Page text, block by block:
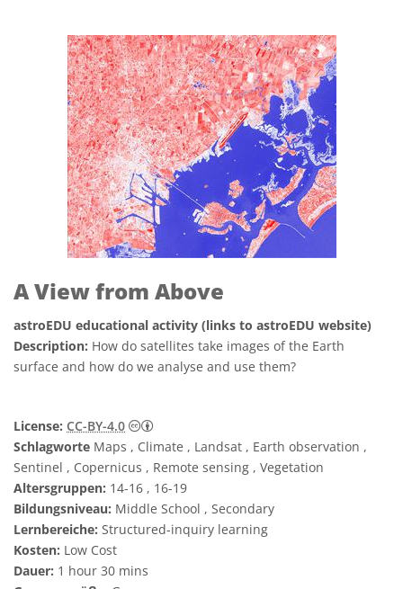
A View from Above
astroEDU educational activity (links to astroEDU website)
Description: How do satellites take images of the Earth
surface and how do we analyse and use them?
License: CC-BY-4.0
Creative Commons Namensnennung 4.0
Schlagworte Maps , Climate , Landsat , Earth observation ,
Sentinel , Copernicus , Remote sensing , Vegetation
Altersgruppen: 14-16 , 16-19
Bildungsniveau: Middle School , Secondary
Lernbereiche: Structured-inquiry learning
Kosten: Low Cost
Dauer: 1 hour 30 mins